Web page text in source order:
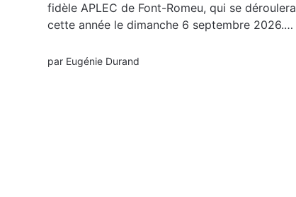
fidèle APLEC de Font-Romeu, qui se déroulera
cette année le dimanche 6 septembre 2026.
particulier : en plus d’ouvrir l’année diocésaine
par Eugénie Durand